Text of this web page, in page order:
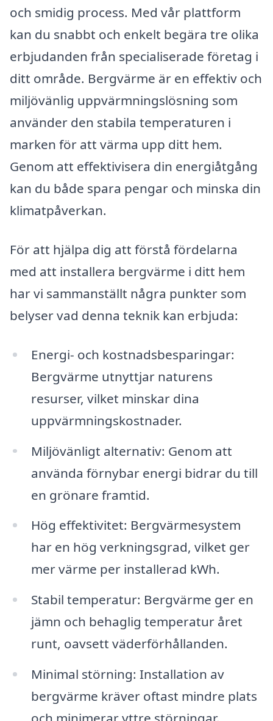
och smidig process. Med vår plattform
kan du snabbt och enkelt begära tre olika
erbjudanden från specialiserade företag i
ditt område. Bergvärme är en effektiv och
miljövänlig uppvärmningslösning som
använder den stabila temperaturen i
marken för att värma upp ditt hem.
Genom att effektivisera din energiåtgång
kan du både spara pengar och minska din
klimatpåverkan.
För att hjälpa dig att förstå fördelarna
med att installera bergvärme i ditt hem
har vi sammanställt några punkter som
belyser vad denna teknik kan erbjuda:
Energi- och kostnadsbesparingar:
Bergvärme utnyttjar naturens
resurser, vilket minskar dina
uppvärmningskostnader.
Miljövänligt alternativ: Genom att
använda förnybar energi bidrar du till
en grönare framtid.
Hög effektivitet: Bergvärmesystem
har en hög verkningsgrad, vilket ger
mer värme per installerad kWh.
Stabil temperatur: Bergvärme ger en
jämn och behaglig temperatur året
runt, oavsett väderförhållanden.
Minimal störning: Installation av
bergvärme kräver oftast mindre plats